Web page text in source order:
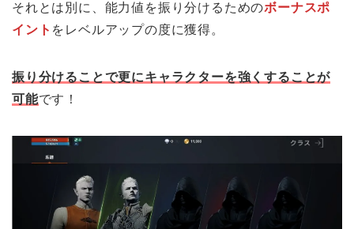
それとは別に、能力値を振り分けるためのボーナスポ
イント をレベルアップの度に獲得。
振り分けることで更にキャラクターを強くすることが
可能です！